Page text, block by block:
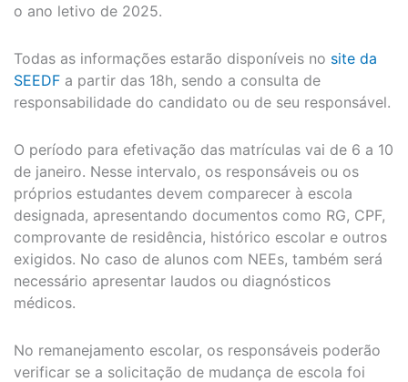
o ano letivo de 2025.
Todas as informações estarão disponíveis no site da
SEEDF a partir das 18h, sendo a consulta de
responsabilidade do candidato ou de seu responsável.
O período para efetivação das matrículas vai de 6 a 10
de janeiro. Nesse intervalo, os responsáveis ou os
próprios estudantes devem comparecer à escola
designada, apresentando documentos como RG, CPF,
comprovante de residência, histórico escolar e outros
exigidos. No caso de alunos com NEEs, também será
necessário apresentar laudos ou diagnósticos
médicos.
No remanejamento escolar, os responsáveis poderão
verificar se a solicitação de mudança de escola foi